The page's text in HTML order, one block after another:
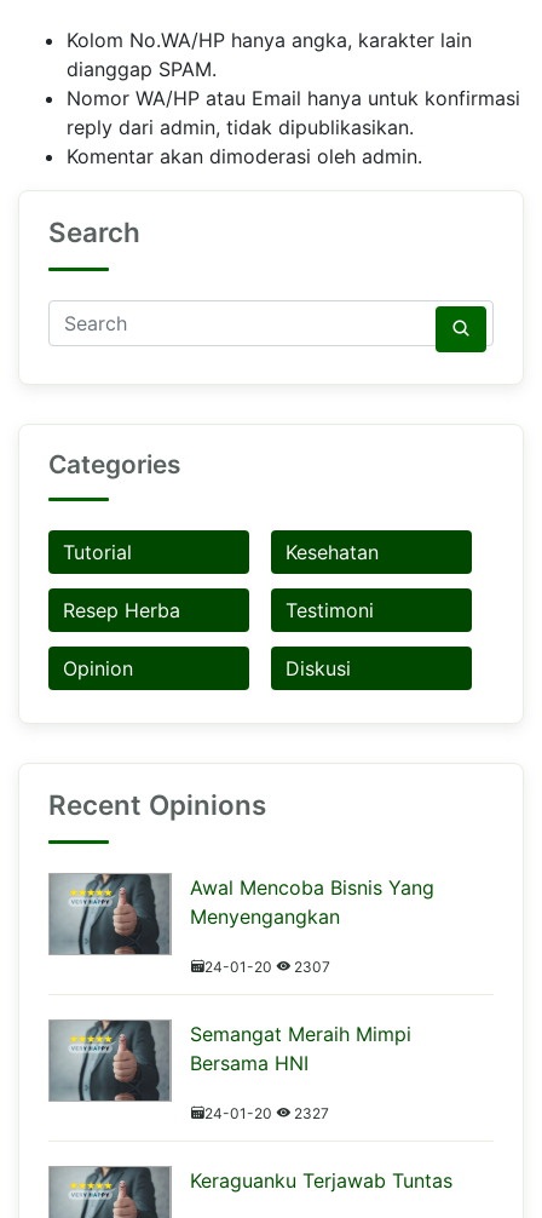
Kolom No.WA/HP hanya angka, karakter lain
dianggap SPAM.
Nomor WA/HP atau Email hanya untuk konfirmasi
reply dari admin, tidak dipublikasikan.
Komentar akan dimoderasi oleh admin.
Search
Categories
Tutorial Kesehatan
Resep Herba Testimoni
Opinion Diskusi
Recent Opinions
Awal Mencoba Bisnis Yang
Menyengangkan
24-01-20 2307
Semangat Meraih Mimpi
Bersama HNI
24-01-20 2327
Keraguanku Terjawab Tuntas